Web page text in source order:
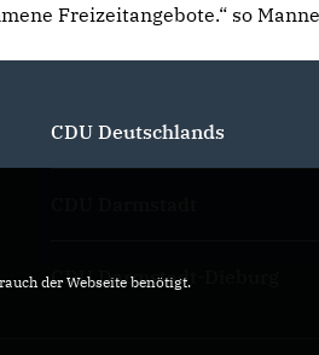
Freizeitangebote.“ so
CDU Deutschlands
CDU Darmstadt-Dieburg
der Webseite benötigt.